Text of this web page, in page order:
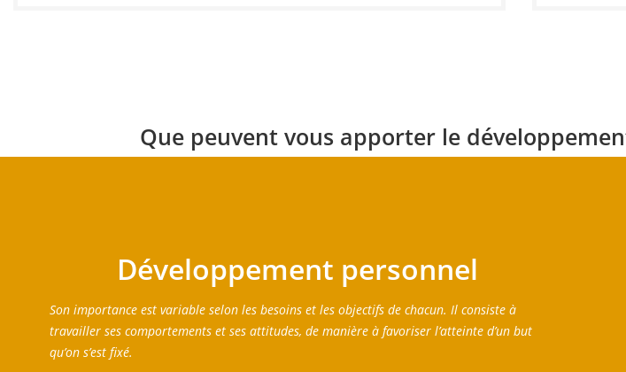
Que peuvent vous apporter le
Développement personnel
Son importance est variable selon les besoins et les objectifs de chacun. Il consiste à
travailler ses comportements et ses attitudes, de manière à favoriser l’atteinte d’un but
qu’on s’est fixé.